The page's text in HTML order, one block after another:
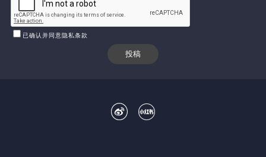
已确认并同意隐私条款